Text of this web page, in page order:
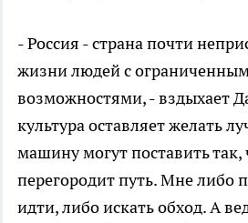
- Россия - страна почти
жизни людей с
возможностями, - вздыхает
культура оставляет желать
машину могут поставить
перегородит путь. Мне либо
идти, либо искать обход. А